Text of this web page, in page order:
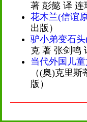
著 彭懿 译 连
花木兰(信谊
出版）
驴小弟变石
克 著 张剑鸣
当代外国儿
（(奥)克里
版）